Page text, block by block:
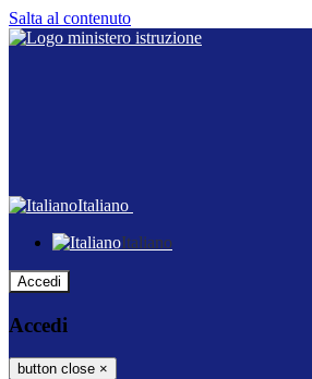
Salta al contenuto
Italiano
Italiano
Accedi
Accedi
button close ×